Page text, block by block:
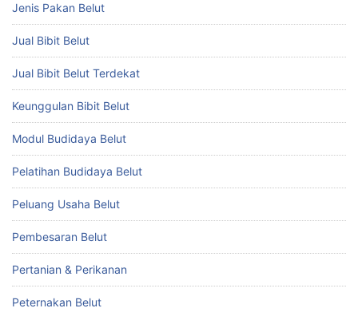
Jenis Pakan Belut
Jual Bibit Belut
Jual Bibit Belut Terdekat
Keunggulan Bibit Belut
Modul Budidaya Belut
Pelatihan Budidaya Belut
Peluang Usaha Belut
Pembesaran Belut
Pertanian & Perikanan
Peternakan Belut